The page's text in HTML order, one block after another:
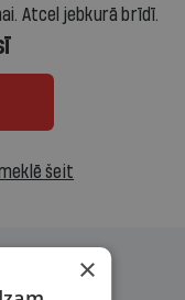
Atcel jebkurā brīdī.
šeit
×